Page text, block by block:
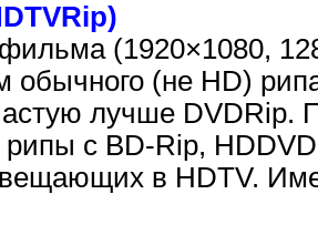
(1920×1080,
обычного (не HD)
лучше
рипы с BD-Rip,
в HDTV.